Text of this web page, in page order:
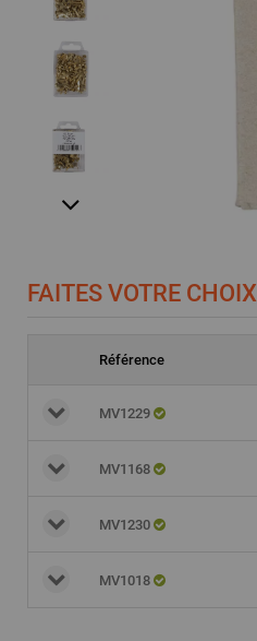
FAITES VOTRE CHOIX
Référence
MV1229
MV1168
MV1230
MV1018